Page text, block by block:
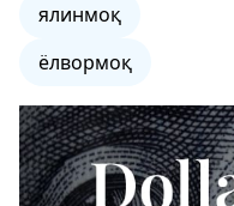
ялинмоқ
ёлвормоқ